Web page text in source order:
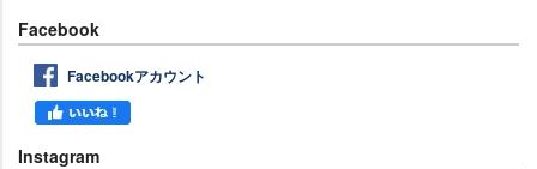
Facebook
Facebookアカウント
Instagram